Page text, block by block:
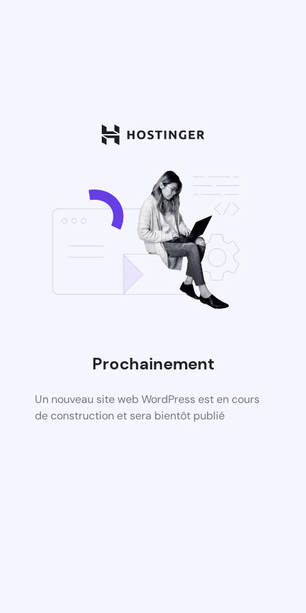
Prochainement
Un nouveau site web WordPress est en cours
de construction et sera bientôt publié